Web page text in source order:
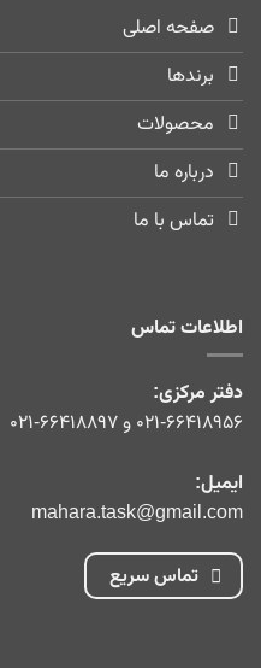
صفحه اصلی
برندها
محصولات
درباره ما
تماس با ما
اطلاعات تماس
دفتر مرکزی:
۰۲۱-۶۶۴۱۸۹۵۶ و ۰۲۱-۶۶۴۱۸۸۹۷
ایمیل:
mahara.task@gmail.com
تماس سریع